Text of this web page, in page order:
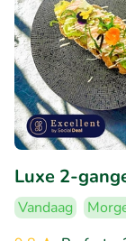
Luxe 2-
Vandaag